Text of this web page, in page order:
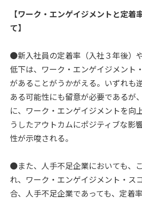
【ワーク・エンゲイジメントと定着
て】
●新入社員の定着率（入社３年後）
低下は、ワーク・エンゲイジメント
があることがうかがえる。いずれも
ある可能性にも留意が必要であるが
に、ワーク・エンゲイジメントを向
うしたアウトカムにポジティブな影
性が示唆される。
●また、人手不足企業においても、
れ、ワーク・エンゲイジメント・ス
合、人手不足企業であっても、定着